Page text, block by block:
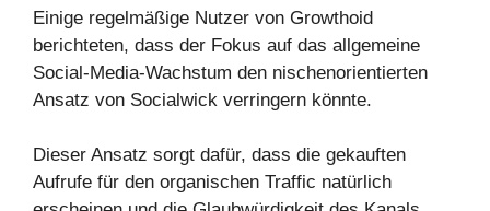
Einige regelmäßige Nutzer von Growthoid
berichteten, dass der Fokus auf das allgemeine
Social-Media-Wachstum den nischenorientierten
Ansatz von Socialwick verringern könnte.
Dieser Ansatz sorgt dafür, dass die gekauften
Aufrufe für den organischen Traffic natürlich